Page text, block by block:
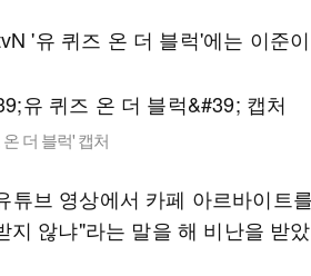
'유 퀴즈 온 더 블럭'에는 이준
더 블럭' 캡처
튜브 영상에서 카페 아르바이트
지 않냐"라는 말을 해 비난을 받